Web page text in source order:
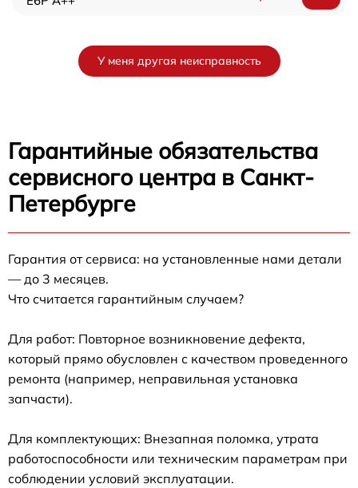
У меня другая неисправность
Гарантийные обязательства
сервисного центра в Санкт-
Петербурге
Гарантия от сервиса: на установленные нами детали
— до 3 месяцев.
Что считается гарантийным случаем?
Для работ: Повторное возникновение дефекта,
который прямо обусловлен с качеством проведенного
ремонта (например, неправильная установка
запчасти).
Для комплектующих: Внезапная поломка, утрата
работоспособности или техническим параметрам при
соблюдении условий эксплуатации.